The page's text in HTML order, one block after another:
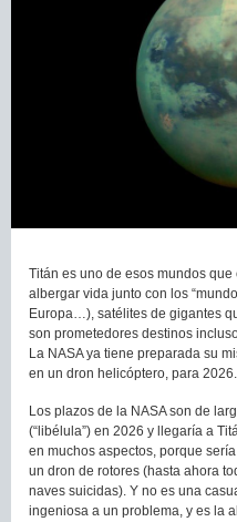
Titán es uno de esos mundos
albergar vida junto con los
Europa…), satélites de gigantes
son prometedores destinos
La NASA ya tiene preparada su
en un dron helicóptero, para 2026.
Los plazos de la NASA son de
(“libélula”) en 2026 y llegaría a
en muchos aspectos, porque
un dron de rotores (hasta ahora
naves suicidas). Y no es una
ingeniosa a un problema, y es la